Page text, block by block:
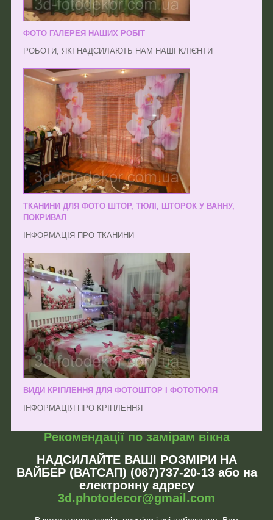
ФОТО ГАЛЕРЕЯ НАШИХ РОБІТ
РОБОТИ, ЯКІ НАДСИЛАЮТЬ НАМ НАШІ КЛІЄНТИ
ТКАНИНИ ДЛЯ ФОТО ШТОР, ТЮЛІ, ШТОРОК У ВАННУ,
ПОКРИВАЛ
ІНФОРМАЦІЯ ПРО ТКАНИНИ
ВИДИ КРІПЛЕННЯ ДЛЯ ФОТОШТОР І ФОТОТЮЛЯ
ІНФОРМАЦІЯ ПРО КРІПЛЕННЯ
Рекомендації по замірам вікна
НАДСИЛАЙТЕ ВАШІ РОЗМІРИ НА
ВАЙБЕР (ВАТСАП) (067)737-20-13 або на
електронну адресу
3d.photodecor@gmail.com